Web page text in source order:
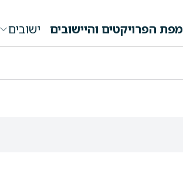
מפת הפרויקטים והיישובים ישובים